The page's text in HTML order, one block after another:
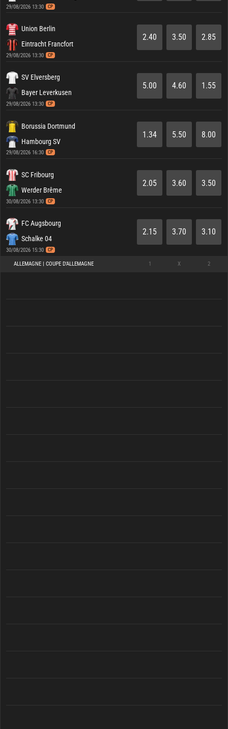
29/08/2026 13:30 CP
Union Berlin
Eintracht Francfort
29/08/2026 13:30 CP
2.40 3.50 2.85
SV Elversberg
Bayer Leverkusen
29/08/2026 13:30 CP
5.00 4.60 1.55
Borussia Dortmund
Hambourg SV
29/08/2026 16:30 CP
1.34 5.50 8.00
SC Fribourg
Werder Brême
30/08/2026 13:30 CP
2.05 3.60 3.50
FC Augsbourg
Schalke 04
30/08/2026 15:30 CP
2.15 3.70 3.10
ALLEMAGNE | COUPE D'ALLEMAGNE 1 X 2